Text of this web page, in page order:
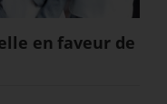
en faveur de